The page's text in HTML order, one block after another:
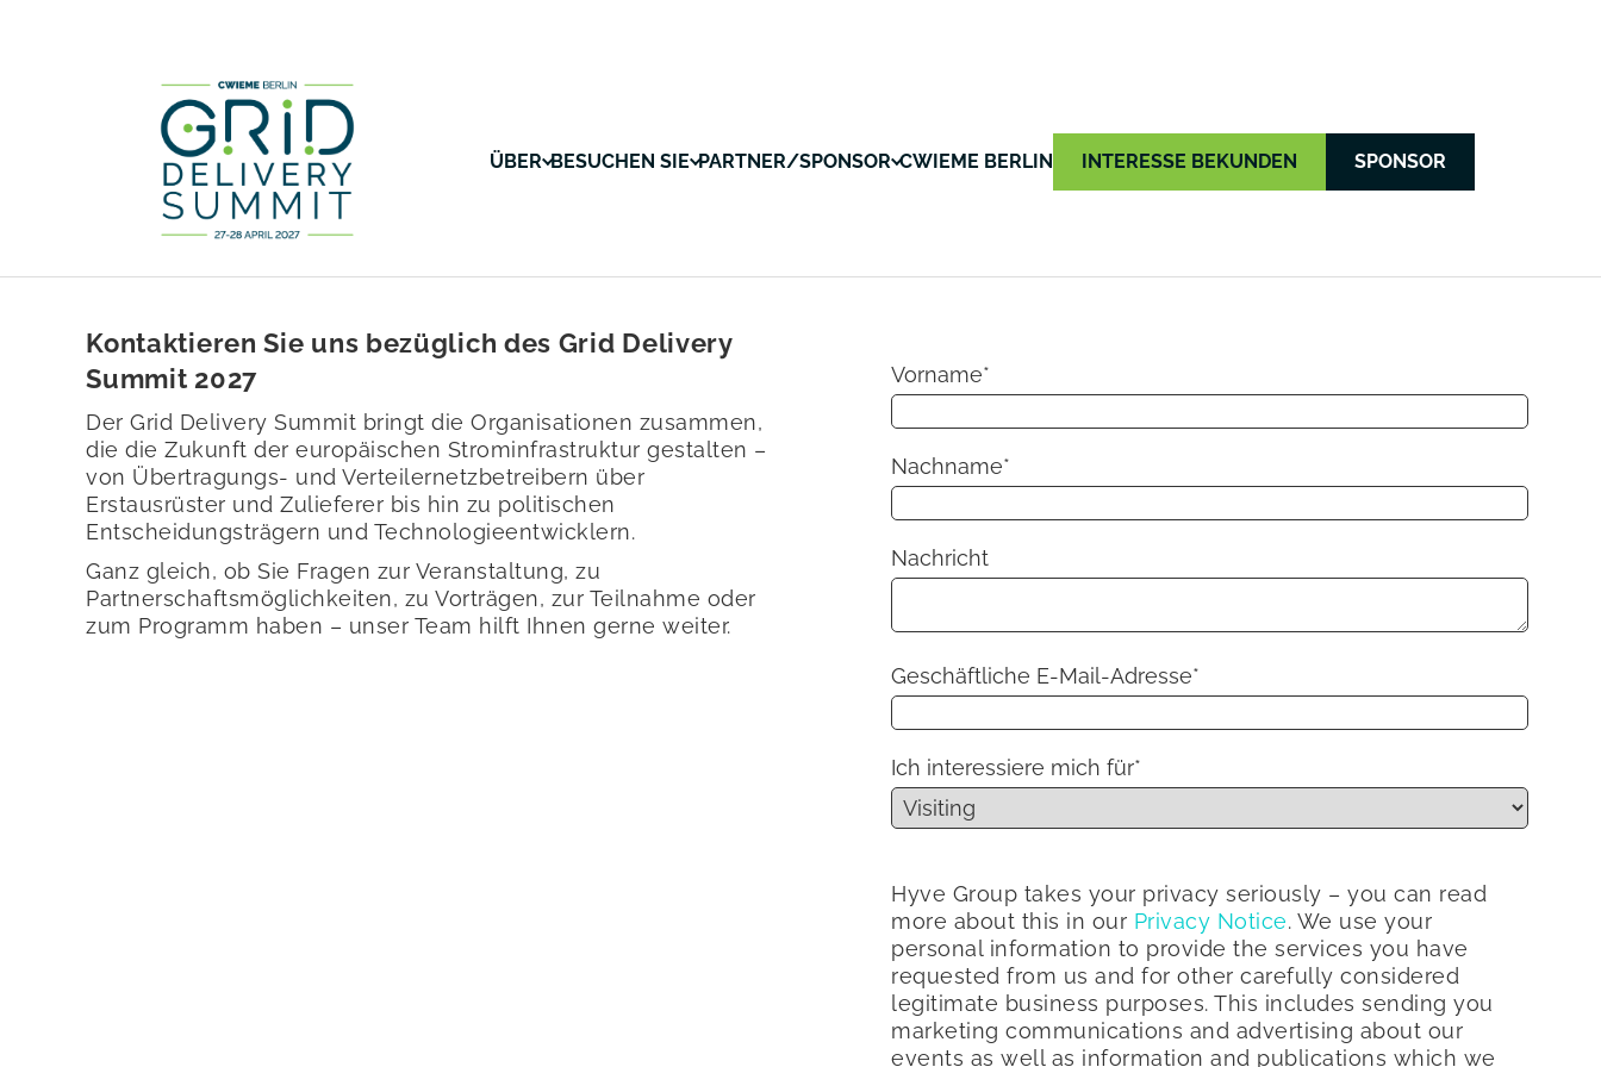
ÜBER BESUCHEN SIE PARTNER/SPONSOR CWIEME BERLIN INTERESSE BEKUNDEN SPONSOR
Kontaktieren Sie uns bezüglich des Grid Delivery
Summit 2027
Der Grid Delivery Summit bringt die Organisationen zusammen,
die die Zukunft der europäischen Strominfrastruktur gestalten –
von Übertragungs- und Verteilernetzbetreibern über
Erstausrüster und Zulieferer bis hin zu politischen
Entscheidungsträgern und Technologieentwicklern.
Ganz gleich, ob Sie Fragen zur Veranstaltung, zu
Partnerschaftsmöglichkeiten, zu Vorträgen, zur Teilnahme oder
zum Programm haben – unser Team hilft Ihnen gerne weiter.
Vorname*
Nachname*
Nachricht
Geschäftliche E-Mail-Adresse*
Ich interessiere mich für*
Hyve Group takes your privacy seriously – you can read
more about this in our Privacy Notice. We use your
personal information to provide the services you have
requested from us and for other carefully considered
legitimate business purposes. This includes sending you
marketing communications and advertising about our
events as well as information and publications which we